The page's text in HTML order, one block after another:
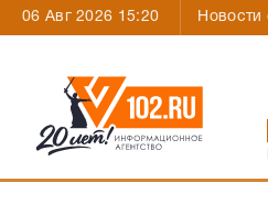
06 Авг 2026 15:20 Новости